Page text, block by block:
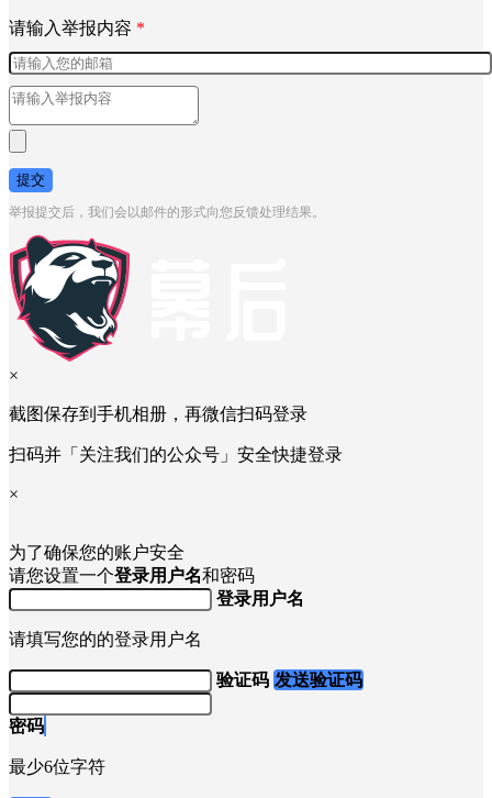
请输入举报内容 *
提交
举报提交后，我们会以邮件的形式向您反馈处理结果。
×
截图保存到手机相册，再微信扫码登录
扫码并「关注我们的公众号」安全快捷登录
×
为了确保您的账户安全
请您设置一个登录用户名和密码
登录用户名
请填写您的的登录用户名
验证码 发送验证码
密码
最少6位字符